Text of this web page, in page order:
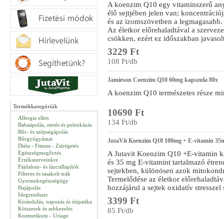
Termékkategóriák
Allergia ellen
Babaápolás, etetés és pelenkázás
Bőr- és szépségápolás
Bőrgyógyászat
Diéta - Fitness - Zsírégetés
Egészségmegőrzés
Érzékszerveinkre
Fájdalom- és lázcsillapítók
Filteres és tasakolt teák
Gyermekegészségügy
Hajápolás
Idegrendszer
Kirándulás, napozás és útipatika
Kötszerek és sebkezelés
Kozmetikum - Uriage
A koenzim Q10 egy vitaminszerű
élő sejtjében jelen van;
és az izomszövetben a legmagasabb.
Az életkor előrehaladtával a
csökken, ezért ez időszakban
3229 Ft
108 Ft/db
Jamieson Coenzim Q10 60mg kapszula 80x
A koenzim Q10 természetes része
10690 Ft
134 Ft/db
JutaVit Koenzim Q10 100mg + E-vitamin
A Jutavit Koenzim Q10 +E-vitamin
és 35 mg E-vitamint tartalmazó
sejtekben, különösen azok
Termelődése az életkor
hozzájárul a sejtek oxidatív stresszel
3399 Ft
85 Ft/db